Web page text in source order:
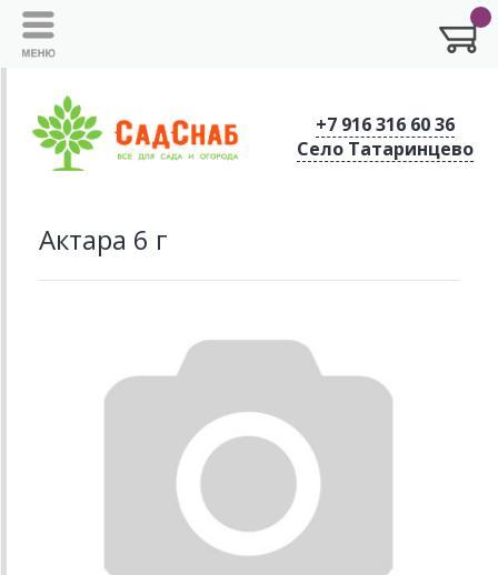
+7 916 316 60 36
Село Татаринцево
Актара 6 г